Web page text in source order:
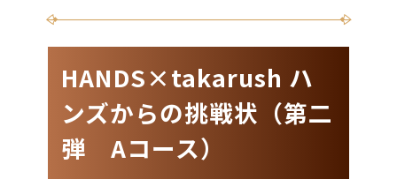
HANDS×takarush ハ
ンズからの挑戦状（第二
弾 Aコース）